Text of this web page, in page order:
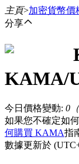
主頁>加密貨幣價
分享
KAMA/
今日價格變動: 0 （
如果您不確定如
何購買 KAMA指
數據更新於